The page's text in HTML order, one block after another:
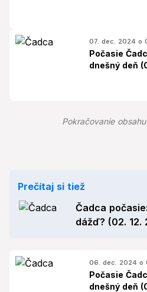
07. dec. 2024 o
Počasie
dnešný deň
Pokračovanie
Prečítaj si tiež
Čadca
dážď? (02. 12.
06. dec. 2024 o
Počasie
dnešný deň